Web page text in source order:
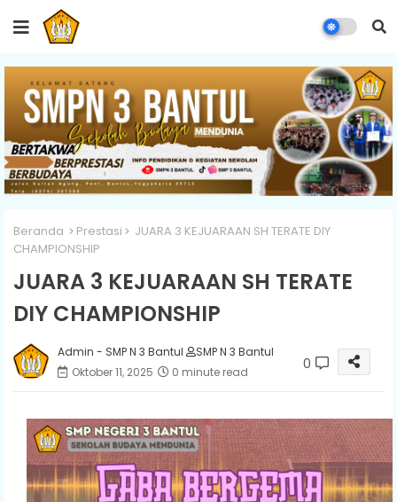
Beranda Prestasi
JUARA 3 KEJUARAAN SH TERATE DIY
CHAMPIONSHIP
JUARA 3 KEJUARAAN SH TERATE
DIY CHAMPIONSHIP
Admin - SMP N 3 Bantul
SMP N 3 Bantul
Oktober 11, 2025
0 minute read 0